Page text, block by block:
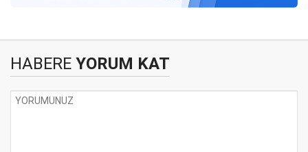
HABERE YORUM KAT